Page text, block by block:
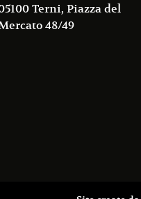
Terni, Piazza del
48/49